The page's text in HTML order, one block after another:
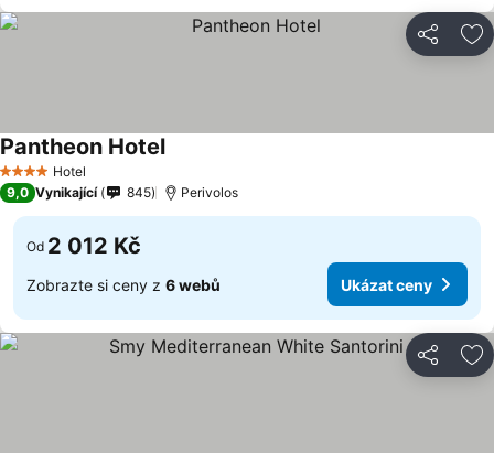
Sdílet
4 Počet hvězdiček
Hotel
Pantheon Hotel
9,0 Vynikající 845 Perivolos
Od 2 012 Kč
Zobrazte si ceny z 6 webů Ukázat ceny
Sdílet